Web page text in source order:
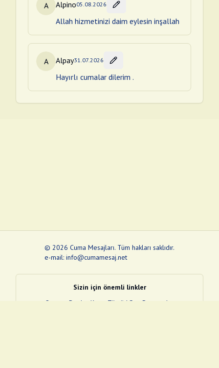
A Alpino05.08.2026
Allah hizmetinizi daim eylesin inşallah
A Alpay31.07.2026
Hayırlı cumalar dilerim .
© 2026 Cuma Mesajları. Tüm hakları saklıdır.
e-mail: info@cumamesaj.net
Sizin için önemli linkler
Quran
e-Devlet Kapısı Tüvtürk Son Depremler